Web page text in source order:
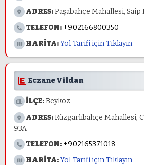
ADRES:Paşabahçe Mahallesi, Saip
TELEFON: +902166800350
HARİTA:Yol Tarifi için Tıklayın
Eczane Vildan
İLÇE:Beykoz
ADRES:Rüzgarlıbahçe Mahallesi,
93A
TELEFON: +902165371018
HARİTA:Yol Tarifi için Tıklayın